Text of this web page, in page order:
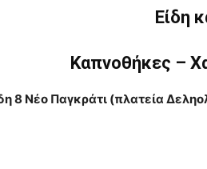
Είδη
Καπνοθήκες –
8 Νέο Παγκράτι (πλατεία